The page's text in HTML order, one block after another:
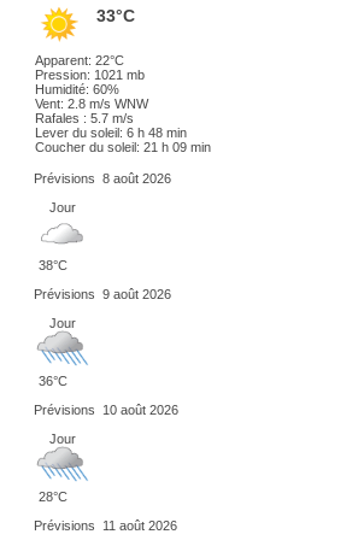
33°C
Apparent: 22°C
Pression: 1021 mb
Humidité: 60%
Vent: 2.8 m/s WNW
Rafales : 5.7 m/s
Lever du soleil: 6 h 48 min
Coucher du soleil: 21 h 09 min
Prévisions 8 août 2026
Jour
38°C
Prévisions 9 août 2026
Jour
36°C
Prévisions
10 août 2026
Jour
28°C
Prévisions
11 août 2026